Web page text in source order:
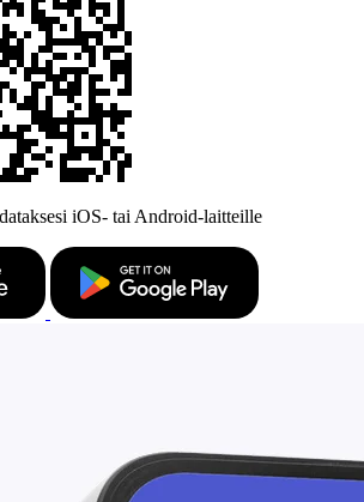
iOS- tai Android-laitteille